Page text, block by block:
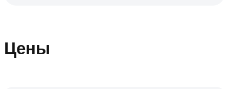
Цены